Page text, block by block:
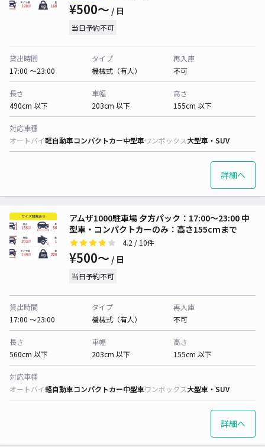
¥500〜 / 日
当日予約不可
貸出時間
17:00 〜23:00
タイプ
機械式（有人）
再入庫
不可
長さ
490cm 以下
車幅
203cm 以下
高さ
155cm 以下
対応車種
オートバイ軽自動車コンパクトカー中型車ワンボックス大型車・SUV
詳細へ
アムザ1000駐車場 夕方パック：17:00～23:00 中
型車・コンパクトカーのみ：高さ155cmまで
4.2 / 10件
¥500〜 / 日
当日予約不可
貸出時間
17:00 〜23:00
タイプ
機械式（有人）
再入庫
不可
長さ
560cm 以下
車幅
203cm 以下
高さ
155cm 以下
対応車種
オートバイ軽自動車コンパクトカー中型車ワンボックス大型車・SUV
詳細へ